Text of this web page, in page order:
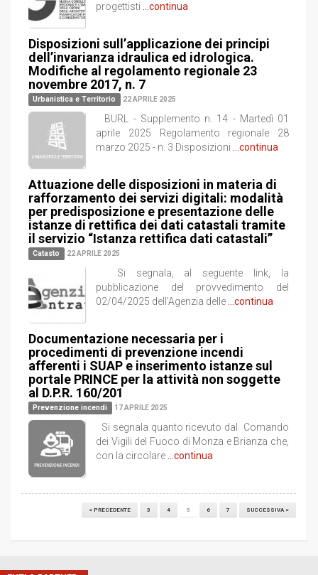
progettisti
...continua
Disposizioni sull’applicazione dei principi
dell’invarianza idraulica ed idrologica.
Modifiche al regolamento regionale 23
novembre 2017, n. 7
Urbanistica e Territorio 22 APRILE 2025
BURL - Supplemento n. 14 - Martedì 01
aprile 2025 Regolamento regionale 28
marzo 2025 - n. 3 Disposizioni
...continua
Attuazione delle disposizioni in materia di
rafforzamento dei servizi digitali: modalità
per predisposizione e presentazione delle
istanze di rettifica dei dati catastali tramite
il servizio “Istanza rettifica dati catastali”
Catasto 22 APRILE 2025
Si segnala, al seguente link, la
pubblicazione del provvedimento del
02/04/2025 dell'Agenzia delle
...continua
Documentazione necessaria per i
procedimenti di prevenzione incendi
afferenti i SUAP e inserimento istanze sul
portale PRINCE per la attività non soggette
al D.P.R. 160/201
Prevenzione incendi 17 APRILE 2025
Si segnala quanto ricevuto dal Comando
dei Vigili del Fuoco di Monza e Brianza che,
con la circolare
...continua
< PRECEDENTE 3 4 5 6 7 SUCCESSIVA >